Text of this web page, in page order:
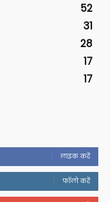
52
31
28
17
17
लाइक करें
फॉलो करें